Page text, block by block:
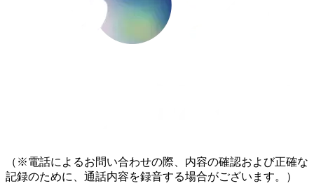
（※電話によるお問い合わせの際、内容の確認および正確な
記録のために、通話内容を録音する場合がございます。）